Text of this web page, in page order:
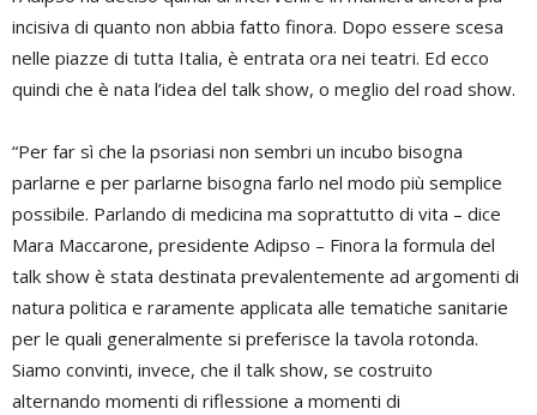
incisiva di quanto non abbia fatto finora. Dopo essere scesa
nelle piazze di tutta Italia, è entrata ora nei teatri. Ed ecco
quindi che è nata l’idea del talk show, o meglio del road show.
“Per far sì che la psoriasi non sembri un incubo bisogna
parlarne e per parlarne bisogna farlo nel modo più semplice
possibile. Parlando di medicina ma soprattutto di vita – dice
Mara Maccarone, presidente Adipso – Finora la formula del
talk show è stata destinata prevalentemente ad argomenti di
natura politica e raramente applicata alle tematiche sanitarie
per le quali generalmente si preferisce la tavola rotonda.
Siamo convinti, invece, che il talk show, se costruito
alternando momenti di riflessione a momenti di